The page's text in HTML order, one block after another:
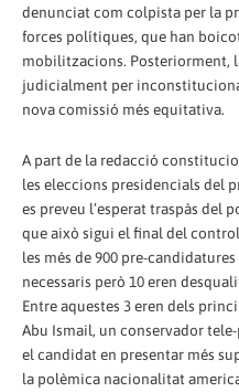
denunciat com colpista per la
forces polítiques, que han
mobilitzacions. Posteriorment,
judicialment per
nova comissió més equitativa.
A part de la redacció
les eleccions presidencials del
es preveu l’esperat traspàs del
que això sigui el final del
les més de 900 pre-
necessaris però 10 eren
Entre aquestes 3 eren dels
Abu Ismail, un conservador
el candidat en presentar més
la polèmica nacionalitat